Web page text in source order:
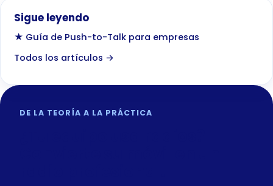
Sigue leyendo
★ Guía de Push-to-Talk para empresas
Todos los artículos →
DE LA TEORÍA A LA PRÁCTICA